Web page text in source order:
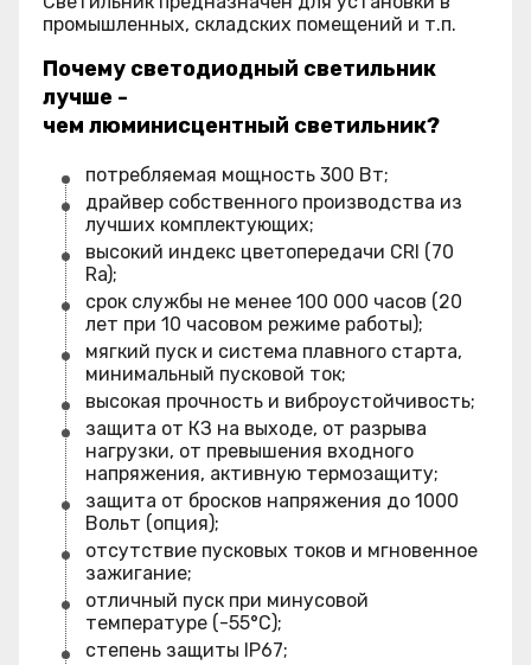
промышленных, складских помещений и т.п.
Почему светодиодный светильник
лучше -
чем люминисцентный светильник?
потребляемая мощность 300 Вт;
драйвер собственного производства из
лучших комплектующих;
высокий индекс цветопередачи CRI (70
Ra);
срок службы не менее 100 000 часов (20
лет при 10 часовом режиме работы);
мягкий пуск и система плавного старта,
минимальный пусковой ток;
высокая прочность и виброустойчивость;
защита от КЗ на выходе, от разрыва
нагрузки, от превышения входного
напряжения, активную термозащиту;
защита от бросков напряжения до 1000
Вольт (опция);
отсутствие пусковых токов и мгновенное
зажигание;
отличный пуск при минусовой
температуре (-55°C);
степень защиты IP67;